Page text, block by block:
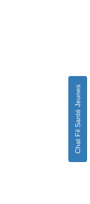
Chat Fil Santé Jeunes